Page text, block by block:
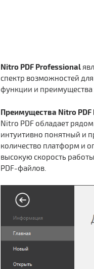
Nitro PDF Professional
спектр возможностей
функции и
Преимущества Nitro
Nitro PDF обладает
интуитивно понятный и
количество платформ и
высокую скорость
PDF-файлов.